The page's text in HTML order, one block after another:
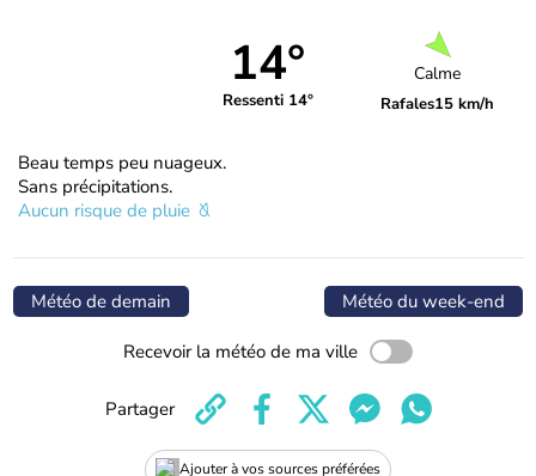
14°
Ressenti 14°
Calme
Rafales15 km/h
Beau temps peu nuageux.
Sans précipitations.
Aucun risque de pluie
Météo de demain Météo du week-end
Recevoir la météo de ma ville
Ajouter à vos sources préférées
Partager